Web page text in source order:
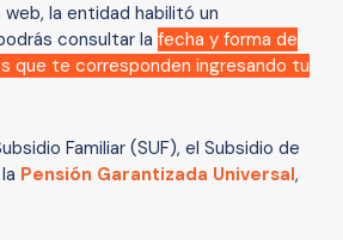
la entidad habilitó un
consultar la fecha y forma de
que te corresponden ingresando tu
Familiar (SUF), el Subsidio de
Pensión Garantizada Universal,